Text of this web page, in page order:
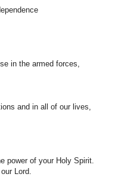
in the armed forces,
and in all of our lives,
power of your Holy Spirit.
Lord.